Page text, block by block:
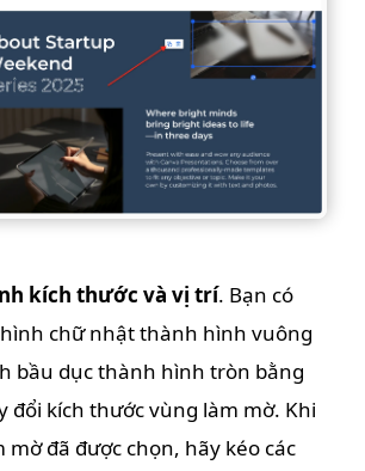
kích thước và vị trí. Bạn có
chữ nhật thành hình vuông
bầu dục thành hình tròn bằng
đổi kích thước vùng làm mờ. Khi
mờ đã được chọn, hãy kéo các